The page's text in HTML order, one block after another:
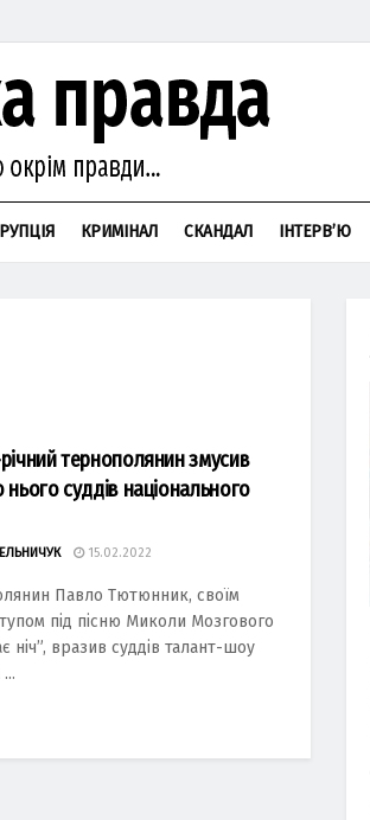
КРИМІНАЛ СКАНДАЛ ІНТЕРВ’Ю
тернополянин змусив
суддів національного
15.02.2022
Павло Тютюнник, своїм
під пісню Миколи Мозгового
ніч”, вразив суддів талант-шоу